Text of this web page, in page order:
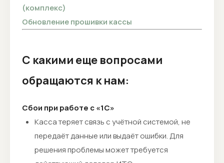
(комплекс)
Обновление прошивки кассы
С какими еще вопросами
обращаются к нам:
Сбои при работе с «1С»
Касса теряет связь с учётной системой, не
передаёт данные или выдаёт ошибки. Для
решения проблемы может требуется